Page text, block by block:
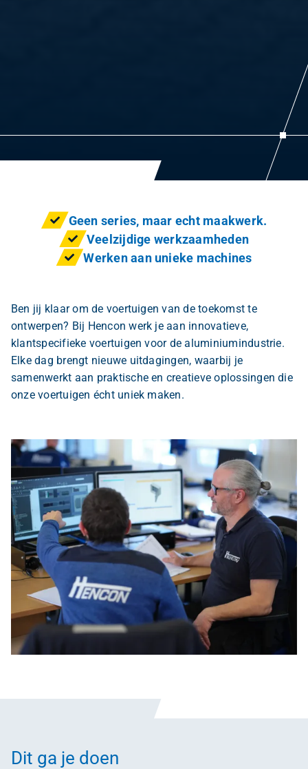
Geen series, maar echt maakwerk.
Veelzijdige werkzaamheden
Werken aan unieke machines
Ben jij klaar om de voertuigen van de toekomst te
ontwerpen? Bij Hencon werk je aan innovatieve,
klantspecifieke voertuigen voor de aluminiumindustrie.
Elke dag brengt nieuwe uitdagingen, waarbij je
samenwerkt aan praktische en creatieve oplossingen die
onze voertuigen écht uniek maken.
Dit ga je doen
LinkedIn URL*
Versturen